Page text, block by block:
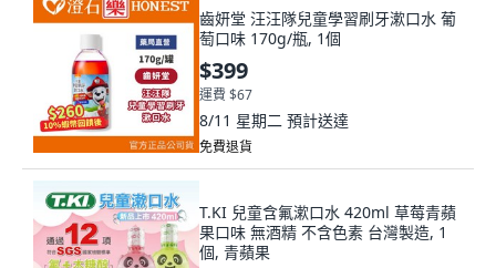
齒妍堂 汪汪隊兒童學習刷牙漱口水 葡
萄口味 170g/瓶, 1個
$399
運費 $67
8/11 星期二 預計送達
免費退貨
T.KI 兒童含氟漱口水 420ml 草莓青蘋
果口味 無酒精 不含色素 台灣製造, 1
個, 青蘋果